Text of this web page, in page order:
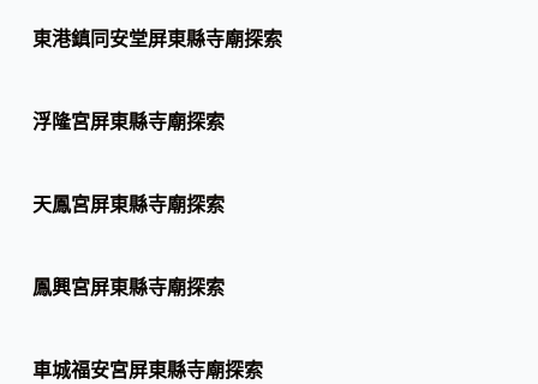
東港鎮同安堂屏東縣寺廟探索
浮隆宮屏東縣寺廟探索
天鳳宮屏東縣寺廟探索
鳳興宮屏東縣寺廟探索
車城福安宮屏東縣寺廟探索